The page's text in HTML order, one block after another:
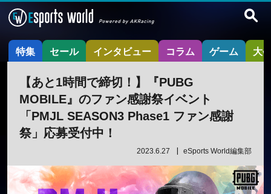
特集 セール インタビュー コラム ゲーム 大
【あと1時間で締切！】『PUBG
MOBILE』のファン感謝祭イベント
「PMJL SEASON3 Phase1 ファン感謝
祭」応募受付中！
2023.6.27 eSports World編集部